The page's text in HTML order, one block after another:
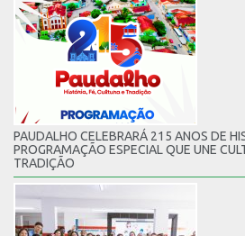
PAUDALHO CELEBRARÁ 215 ANOS DE
PROGRAMAÇÃO ESPECIAL QUE UNE
TRADIÇÃO